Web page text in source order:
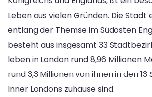
Leben aus vielen Gründen. Die
entlang der Themse im Südosten
besteht aus insgesamt 33
leben in London rund 8,96 Millionen
rund 3,3 Millionen von ihnen in den
Inner Londons zuhause sind.